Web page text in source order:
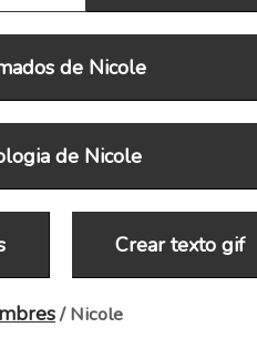
de Nicole
de Nicole
Crear texto gif
/ Nicole